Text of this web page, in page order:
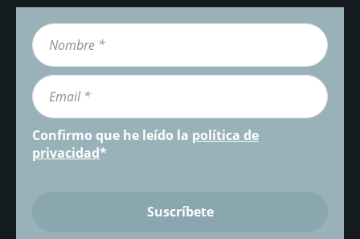
Confirmo que he leído la política de
privacidad*